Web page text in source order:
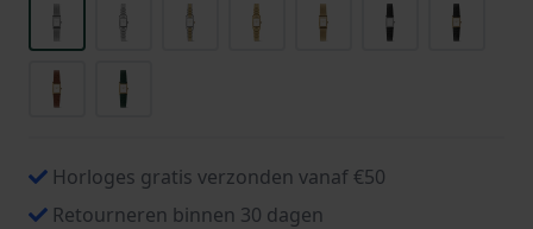
Horloges gratis verzonden vanaf €50
Retourneren binnen 30 dagen